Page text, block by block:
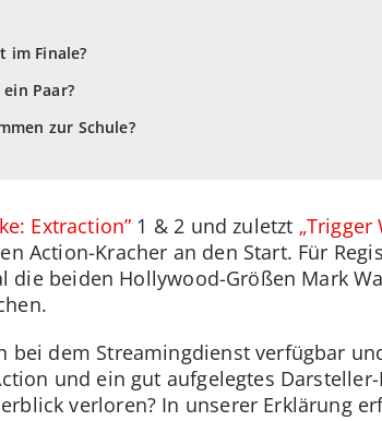
im Finale?
Paar?
zur Schule?
Extraction” 1 & 2 und zuletzt „Trigger
Action-Kracher an den Start. Für
die beiden Hollywood-Größen Mark
bei dem Streamingdienst verfügbar
und ein gut aufgelegtes
verloren? In unserer Erklärung